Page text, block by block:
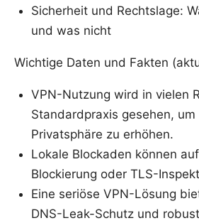
Sicherheit und Rechtslage:
und was nicht
Wichtige Daten und Fakten
VPN-Nutzung wird in vielen
Standardpraxis gesehen, um
Privatsphäre zu erhöhen.
Lokale Blockaden können
Blockierung oder TLS-
Eine seriöse VPN-Lösung
DNS-Leak-Schutz und